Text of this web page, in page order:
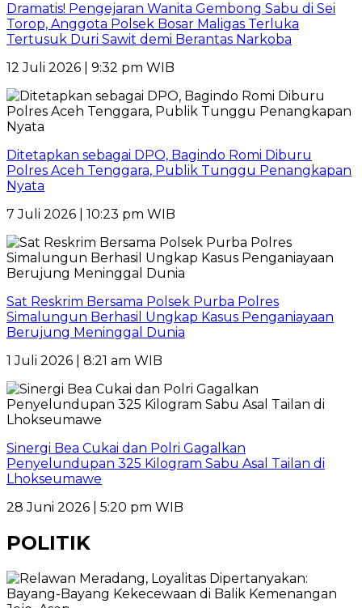
Dramatis! Pengejaran Wanita Gembong Sabu di Sei
Torop, Anggota Polsek Bosar Maligas Terluka
Tertusuk Duri Sawit demi Berantas Narkoba
12 Juli 2026 | 9:32 pm WIB
Ditetapkan sebagai DPO, Bagindo Romi Diburu
Polres Aceh Tenggara, Publik Tunggu Penangkapan
Nyata
7 Juli 2026 | 10:23 pm WIB
Sat Reskrim Bersama Polsek Purba Polres
Simalungun Berhasil Ungkap Kasus Penganiayaan
Berujung Meninggal Dunia
1 Juli 2026 | 8:21 am WIB
Sinergi Bea Cukai dan Polri Gagalkan
Penyelundupan 325 Kilogram Sabu Asal Tailan di
Lhokseumawe
28 Juni 2026 | 5:20 pm WIB
POLITIK